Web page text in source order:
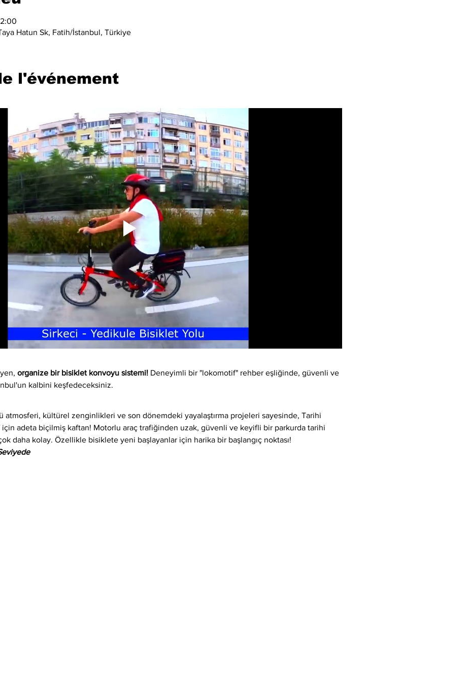
Hatun Sk, Fatih/İstanbul, Türkiye
l'événement
organize bir bisiklet konvoyu sistemi! Deneyimli bir "lokomotif" rehber eşliğinde, güvenli ve
kalbini keşfedeceksiniz.
atmosferi, kültürel zenginlikleri ve son dönemdeki yayalaştırma projeleri sayesinde, Tarihi
için adeta biçilmiş kaftan! Motorlu araç trafiğinden uzak, güvenli ve keyifli bir parkurda tarihi
daha kolay. Özellikle bisiklete yeni başlayanlar için harika bir başlangıç noktası!